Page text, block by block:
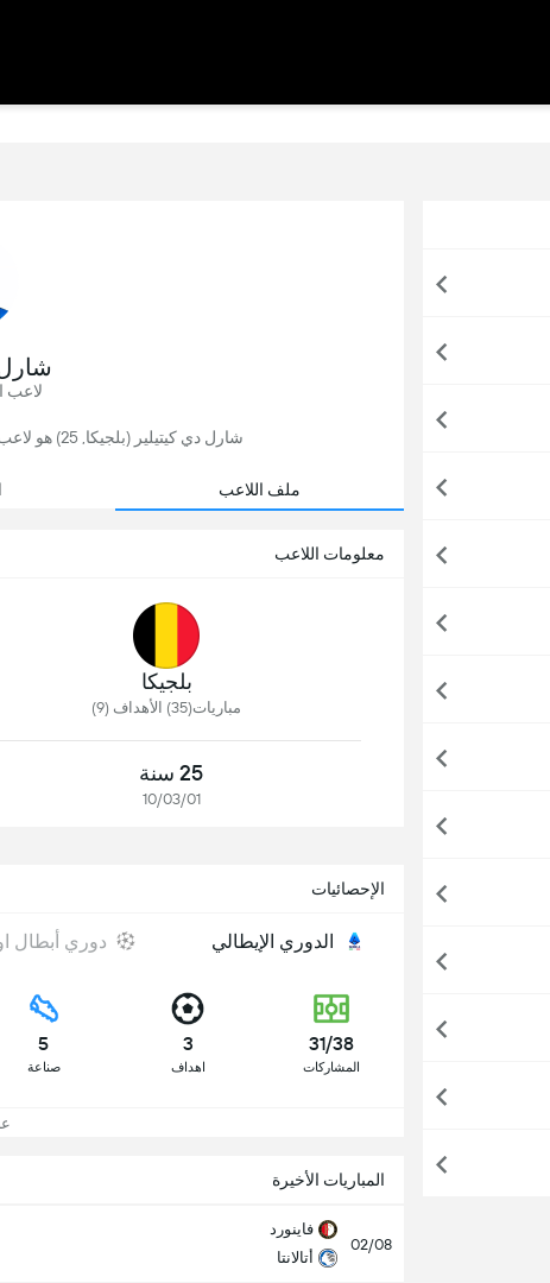
شارل
لاعب
شارل دي كيتيلير (بلجيكا, 25) هو لاعب كرة قدم, يلعب حاليًا لصالح أتالانتا في إيطاليا.
ملف اللاعب
معلومات اللاعب
بلجيكا
مباريات(35) الأهداف (9)
25 سنة
10/03/01
الإحصائيات
الدوري الإيطالي دوري أبطال
31/38
المشاركات
3
اهداف
5
صناعة
المباريات الأخيرة
02/08
فاينورد
أتالانتا